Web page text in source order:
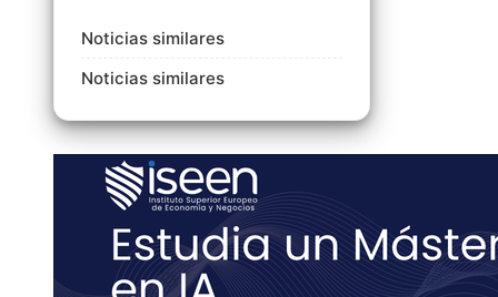
Noticias similares
Noticias similares